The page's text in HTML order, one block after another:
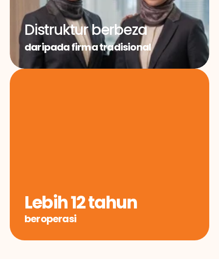
Lebih 12 tahun
beroperasi
Distruktur berbeza
daripada firma tradisional